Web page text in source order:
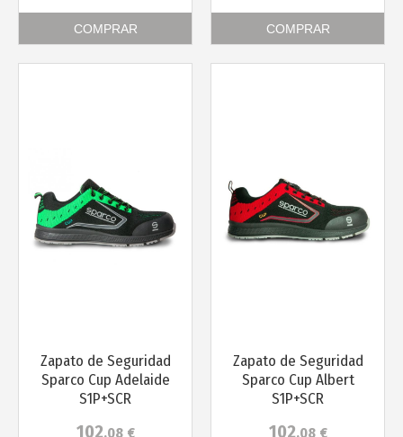
COMPRAR COMPRAR
Zapato de Seguridad
Sparco Cup Adelaide
S1P+SCR
102,08 €
Zapato de Seguridad
Sparco Cup Albert
S1P+SCR
102,08 €
Más info Más info